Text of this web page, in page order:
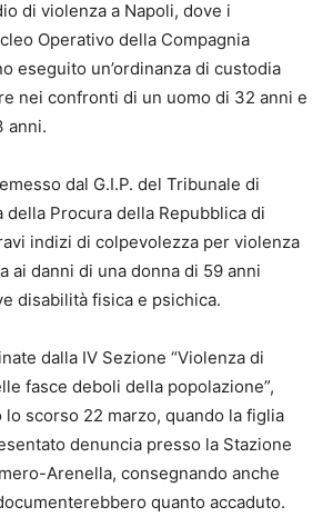
di violenza a Napoli, dove i
Operativo della Compagnia
eseguito un’ordinanza di custodia
nei confronti di un uomo di 32 anni e
anni.
dal G.I.P. del Tribunale di
della Procura della Repubblica di
indizi di colpevolezza per violenza
ai danni di una donna di 59 anni
disabilità fisica e psichica.
dalla IV Sezione “Violenza di
fasce deboli della popolazione”,
lo scorso 22 marzo, quando la figlia
denuncia presso la Stazione
Arenella, consegnando anche
quanto accaduto.